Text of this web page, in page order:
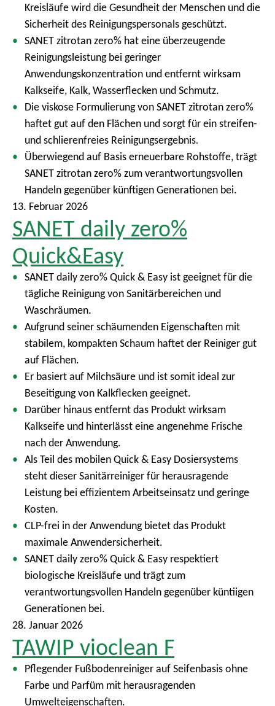
Kreisläufe wird die Gesundheit der Menschen und die
Sicherheit des Reinigungspersonals geschützt.
SANET zitrotan zero% hat eine überzeugende
Reinigungsleistung bei geringer
Anwendungskonzentration und entfernt wirksam
Kalkseife, Kalk, Wasserflecken und Schmutz.
Die viskose Formulierung von SANET zitrotan zero%
haftet gut auf den Flächen und sorgt für ein streifen-
und schlierenfreies Reinigungsergebnis.
Überwiegend auf Basis erneuerbare Rohstoffe, trägt
SANET zitrotan zero% zum verantwortungsvollen
Handeln gegenüber künftigen Generationen bei.
13. Februar 2026
SANET daily zero%
Quick&Easy
SANET daily zero% Quick & Easy ist geeignet für die
tägliche Reinigung von Sanitärbereichen und
Waschräumen.
Aufgrund seiner schäumenden Eigenschaften mit
stabilem, kompakten Schaum haftet der Reiniger gut
auf Flächen.
Er basiert auf Milchsäure und ist somit ideal zur
Beseitigung von Kalkflecken geeignet.
Darüber hinaus entfernt das Produkt wirksam
Kalkseife und hinterlässt eine angenehme Frische
nach der Anwendung.
Als Teil des mobilen Quick & Easy Dosiersystems
steht dieser Sanitärreiniger für herausragende
Leistung bei effizientem Arbeitseinsatz und geringe
Kosten.
CLP-frei in der Anwendung bietet das Produkt
maximale Anwendersicherheit.
SANET daily zero% Quick & Easy respektiert
biologische Kreisläufe und trägt zum
verantwortungsvollen Handeln gegenüber küntiigen
Generationen bei.
28. Januar 2026
TAWIP vioclean F
Pflegender Fußbodenreiniger auf Seifenbasis ohne
Farbe und Parfüm mit herausragenden
Umwelteigenschaften.